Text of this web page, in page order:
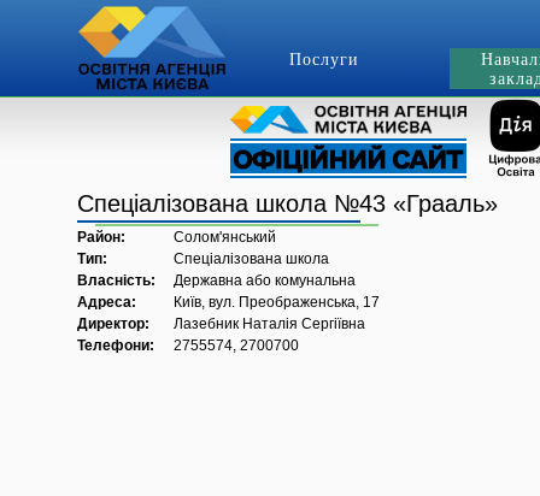
Послуги
Спеціалізована школа №43 «Грааль»
Район:
Солом'янський
Тип:
Спеціалізована школа
Власність:
Державна або комунальна
Адреса:
Київ, вул. Преображенська, 17
Директор:
Лазебник Наталія Сергіївна
Телефони:
2755574, 2700700